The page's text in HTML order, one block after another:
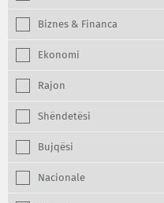
Biznes & Financa
Ekonomi
Rajon
Shëndetësi
Bujqësi
Nacionale